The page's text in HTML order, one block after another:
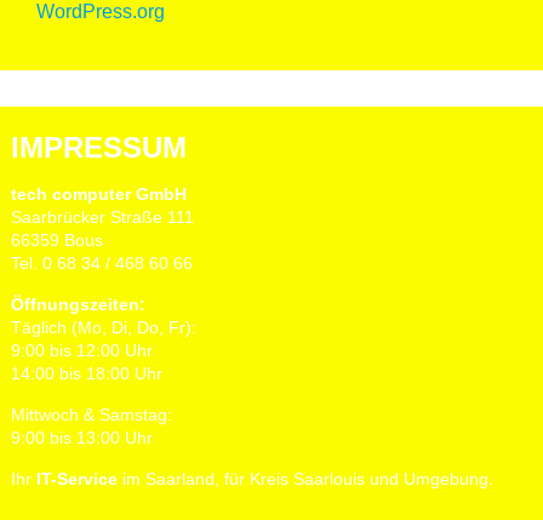
WordPress.org
IMPRESSUM
tech computer GmbH
Saarbrücker Straße 111
66359 Bous
Tel. 0 68 34 / 468 60 66
Öffnungszeiten:
Täglich (Mo, Di, Do, Fr):
9:00 bis 12:00 Uhr
14:00 bis 18:00 Uhr
Mittwoch & Samstag:
9:00 bis 13:00 Uhr
Ihr IT-Serviceim Saarland, für Kreis Saarlouis und Umgebung.